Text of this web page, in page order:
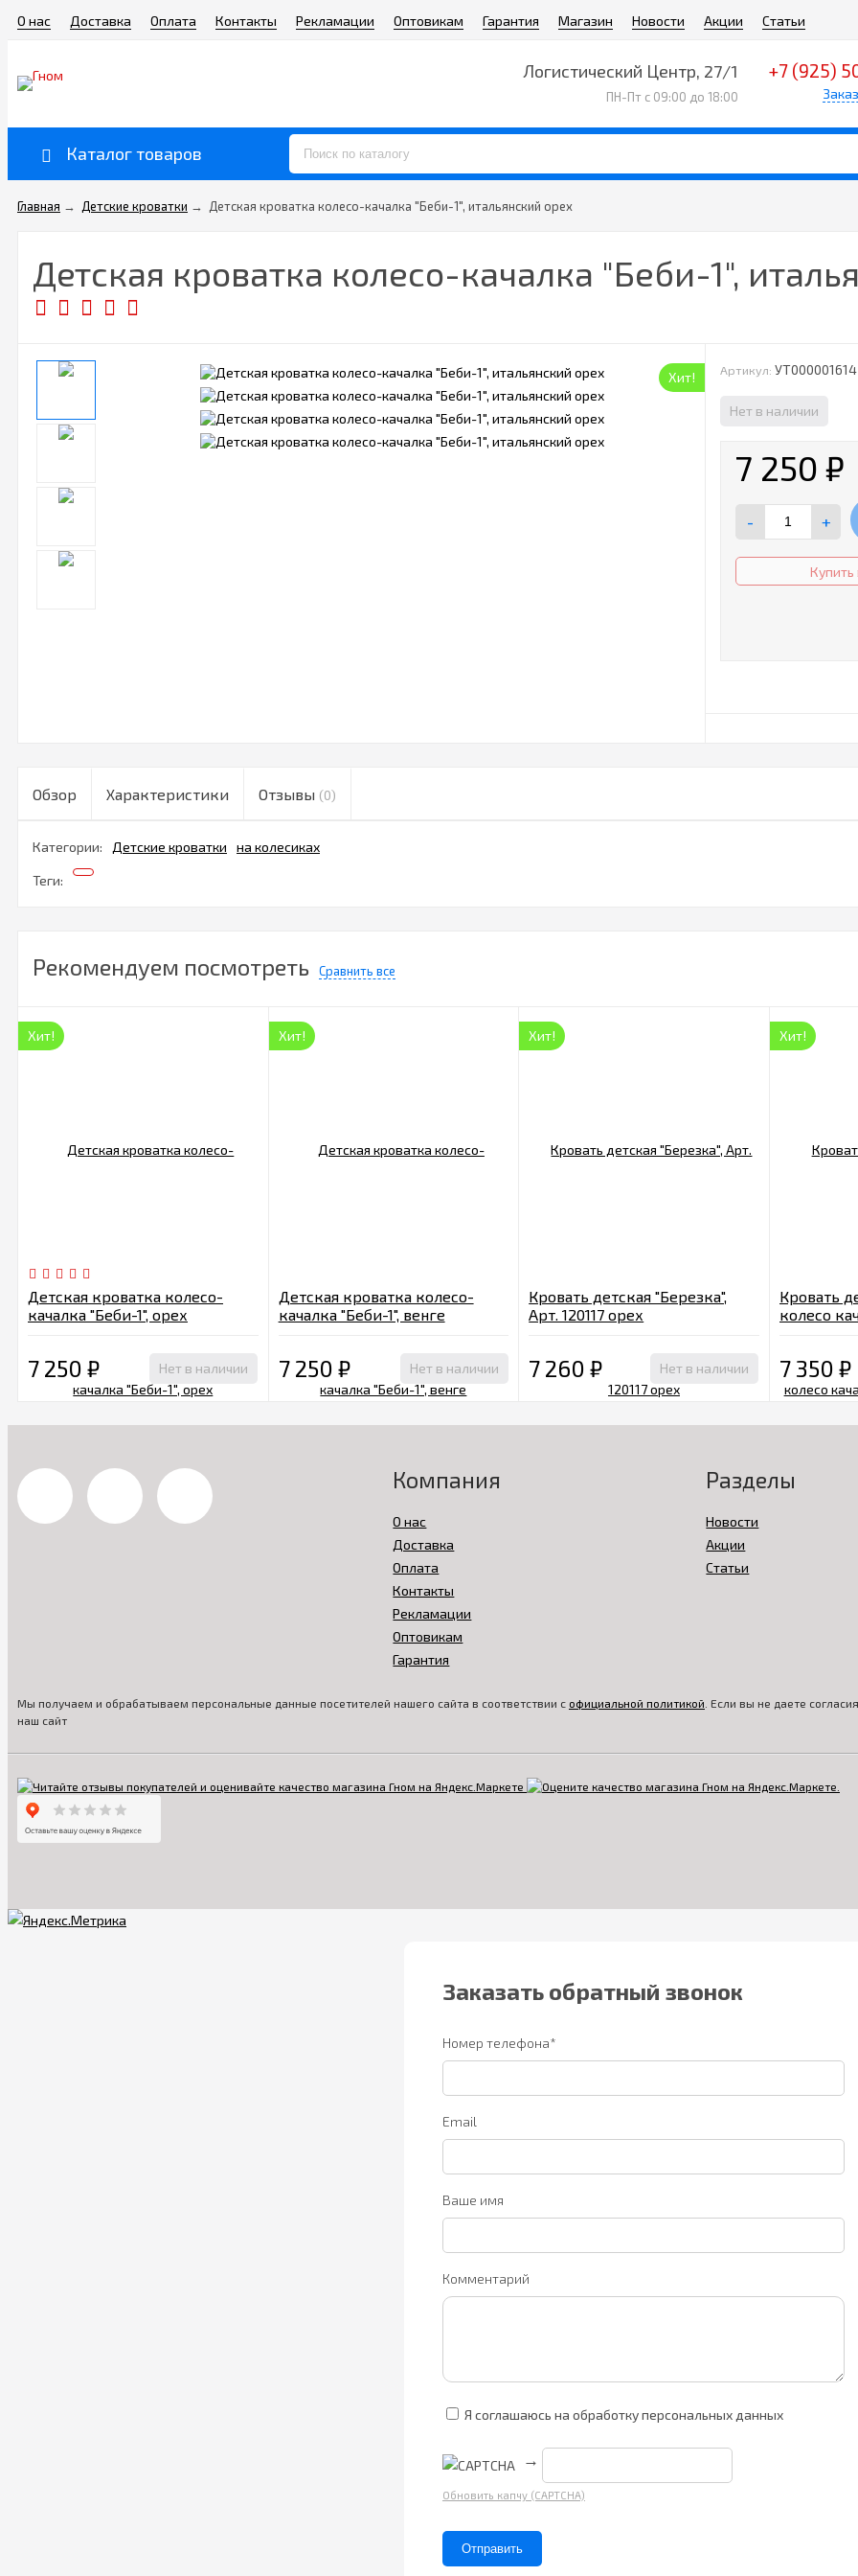
О нас Доставка Оплата Контакты Рекламации Оптовикам Гарантия Магазин Новости Акции Статьи
Логистический Центр, 27/1
ПН-Пт с 09:00 до 18:00
+7 (925)
Каталог товаров
Главная → Детские кроватки → Детская кроватка колесо-качалка "Беби-1", итальянский орех
Детская кроватка колесо-качалка "Беби-1",
Хит! Артикул: УТ000001614
Нет в наличии
7 250₽
- +
Купить
Обзор Характеристики Отзывы (0)
Категории: Детские кроватки на колесиках
Теги:
Рекомендуем посмотреть Сравнить все
Хит!
Детская кроватка колесо-
качалка "Беби-1", орех
7 250 ₽ Нет в наличии
Хит!
Детская кроватка колесо-
качалка "Беби-1", венге
7 250 ₽ Нет в наличии
Хит!
Кровать детская "Березка",
Арт. 120117 орех
7 260₽ Нет в наличии
Хит!
Кровать
колесо
7 350 ₽
Компания
О нас
Доставка
Оплата
Контакты
Рекламации
Оптовикам
Гарантия
Разделы
Новости
Акции
Статьи
Мы получаем и обрабатываем персональные данные посетителей нашего сайта в соответствии с официальной политикой . Если вы не даете
наш сайт
Заказать обратный звонок
Номер телефона*
Email
Ваше имя
Комментарий
Я соглашаюсь на обработку персональных данных
→
Обновить капчу (CAPTCHA)